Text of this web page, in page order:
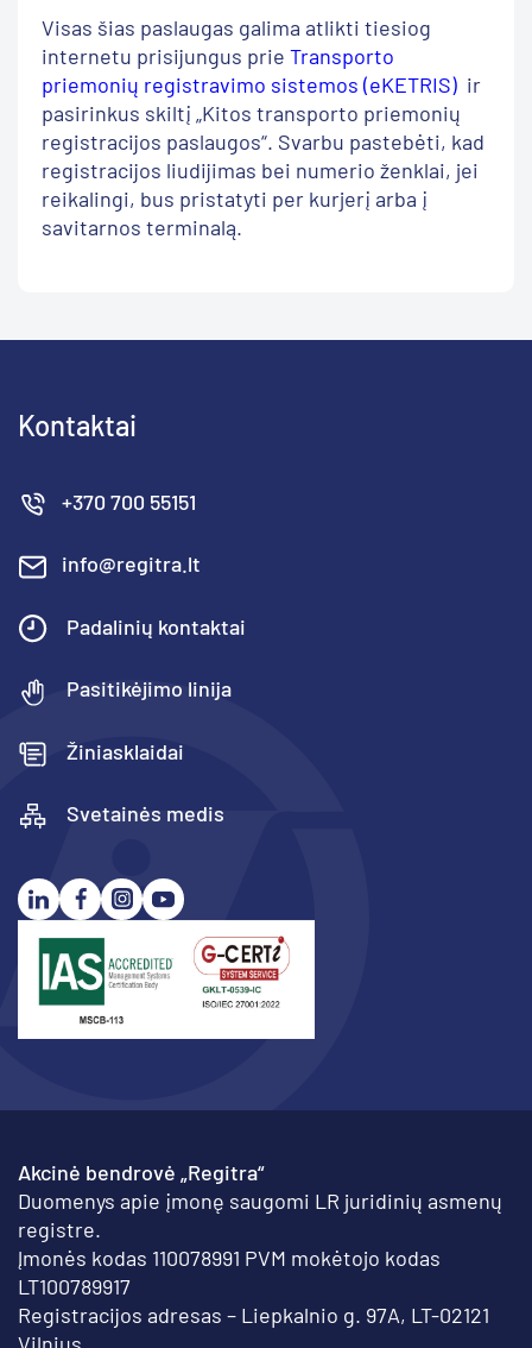
Visas šias paslaugas galima atlikti tiesiog
internetu prisijungus prie Transporto
priemonių registravimo sistemos (eKETRIS) ir
pasirinkus skiltį „Kitos transporto priemonių
registracijos paslaugos“. Svarbu pastebėti, kad
registracijos liudijimas bei numerio ženklai, jei
reikalingi, bus pristatyti per kurjerį arba į
savitarnos terminalą.
Kontaktai
+370 700 55151
info@regitra.lt
Padalinių kontaktai
Pasitikėjimo linija
Žiniasklaidai
Svetainės medis
Akcinė bendrovė „Regitra“
Duomenys apie įmonę saugomi LR juridinių asmenų
registre.
Įmonės kodas 110078991 PVM mokėtojo kodas
LT100789917
Registracijos adresas – Liepkalnio g. 97A, LT-02121